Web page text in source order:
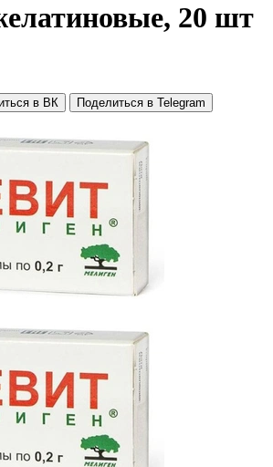
20 шт
в ВК Поделиться в Telegram